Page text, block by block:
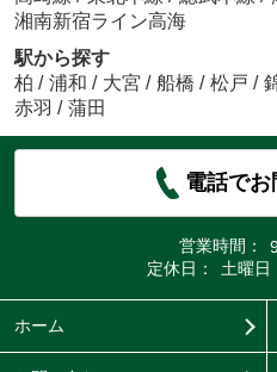
湘南新宿ライン高海
駅から探す
柏 / 浦和 / 大宮 / 船橋 / 松戸 /
赤羽 / 蒲田
電話で
営業時間：
定休日：
土曜日
ホーム